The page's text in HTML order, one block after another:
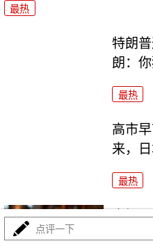
最热
特朗
朗：你
最热
高市
来，
最热
央视
点评一下